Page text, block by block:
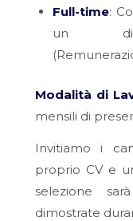
Full-time:
un
Modalità di
mensili di
Invitiamo i
proprio CV e
selezione
dimostrate